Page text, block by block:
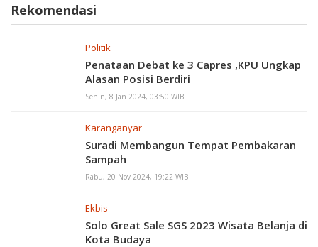
Rekomendasi
Politik
Penataan Debat ke 3 Capres ,KPU Ungkap
Alasan Posisi Berdiri
Senin, 8 Jan 2024, 03:50 WIB
Karanganyar
Suradi Membangun Tempat Pembakaran
Sampah
Rabu, 20 Nov 2024, 19:22 WIB
Ekbis
Solo Great Sale SGS 2023 Wisata Belanja di
Kota Budaya